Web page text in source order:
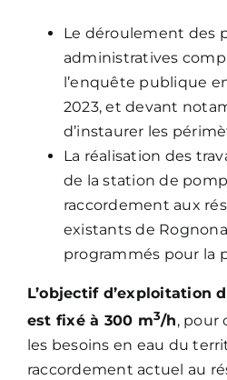
Le déroulement des
administratives
l’enquête publique
2023, et devant
d’instaurer les
La réalisation des
de la station de
raccordement aux
existants de
programmés pour la
L’objectif d’exploitation
est fixé à 300 m3/h, pour
les besoins en eau du
raccordement actuel au